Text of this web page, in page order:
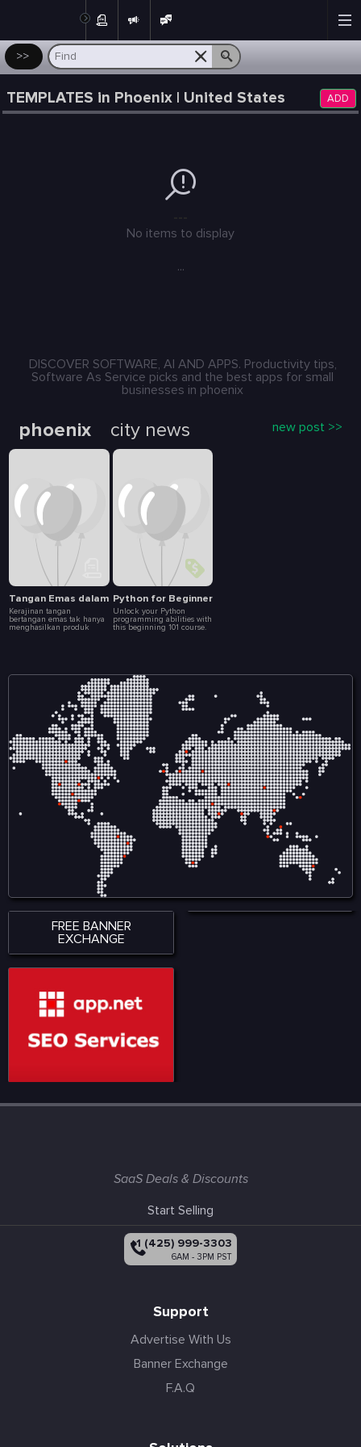
>>
TEMPLATES in Phoenix | United States ADD
No items to display
...
DISCOVER SOFTWARE, AI AND APPS. Productivity tips,
Software As Service picks and the best apps for small
businesses in phoenix
phoenix city news new post >>
Tangan Emas dalam Dunia Kerajinan: Karya yang Menghidupkan
Kerajinan tangan
bertangan emas tak hanya
menghasilkan produk
dengan tangan emas
berperan sebagai penjaga
tradisi sekaligus inovator
yang membawa kerajinan
ke era modern tanpa
kehilangan nilai
historisnya. Kamu akan
menemukan kisah
inspiratif yang
menunjukkan bagaimana
tangan emas menjadi
jembatan antara masa lalu
dan masa depan.
Python for Beginners
Unlock your Python
programming abilities with
this beginning 101 course.
of it is the focus on AI and
Machine Learning,
including some exercises
on Artificial Intelligence
model training.
FREE BANNER
EXCHANGE
SaaS Deals & Discounts
Start Selling
+1 (425) 999-3303
6AM - 3PM PST
Support
Advertise With Us
Banner Exchange
F.A.Q